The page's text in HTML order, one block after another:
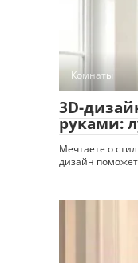
Комнаты
3D-
руками:
Мечтаете о
дизайн поможет